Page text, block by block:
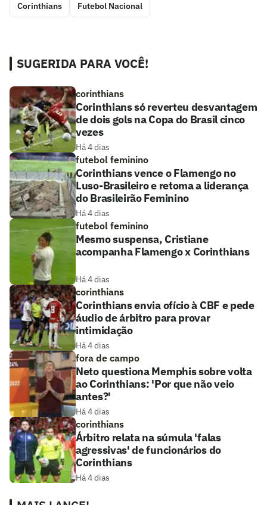
Corinthians Futebol Nacional
SUGERIDA PARA VOCÊ!
corinthians
Corinthians só reverteu desvantagem
de dois gols na Copa do Brasil cinco
vezes
Há 4 dias
futebol feminino
Corinthians vence o Flamengo no
Luso-Brasileiro e retoma a liderança
do Brasileirão Feminino
Há 4 dias
futebol feminino
Mesmo suspensa, Cristiane
acompanha Flamengo x Corinthians
Há 4 dias
corinthians
Corinthians envia ofício à CBF e pede
áudio de árbitro para provar
intimidação
Há 4 dias
fora de campo
Neto questiona Memphis sobre volta
ao Corinthians: 'Por que não veio
antes?'
Há 4 dias
corinthians
Árbitro relata na súmula 'falas
agressivas' de funcionários do
Corinthians
Há 4 dias